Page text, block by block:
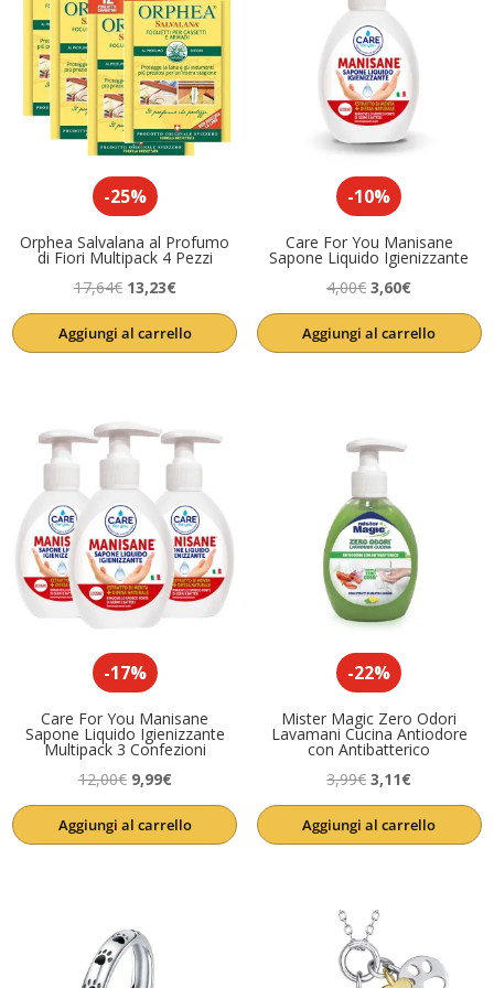
-25%
Orphea Salvalana al Profumo
di Fiori Multipack 4 Pezzi
17,64€ Il
prezzo
originale
13,23€Il
prezzo
attuale
Aggiungi al carrello
-10%
Care For You Manisane
Sapone Liquido Igienizzante
4,00€ Il
prezzo
originale
3,60€Il
prezzo
attuale
Aggiungi al carrello
-17%
Care For You Manisane
Sapone Liquido Igienizzante
Multipack 3 Confezioni
12,00€ Il
prezzo
originale
9,99€Il
prezzo
attuale
Aggiungi al carrello
-22%
Mister Magic Zero Odori
Lavamani Cucina Antiodore
con Antibatterico
3,99€ Il
prezzo
originale
3,11€Il
prezzo
attuale
Aggiungi al carrello